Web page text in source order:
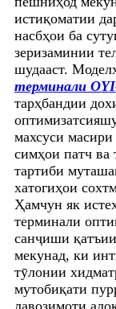
истиқоматии
насбҳои ба
зеризаминии
шудааст.
терминали
тарҳбандии
махсуси
симҳои патч ва
тартиби
хатогиҳои
Ҳамчун як
терминали
санҷиши
мекунад, ки
тӯлонии
мутобиқати